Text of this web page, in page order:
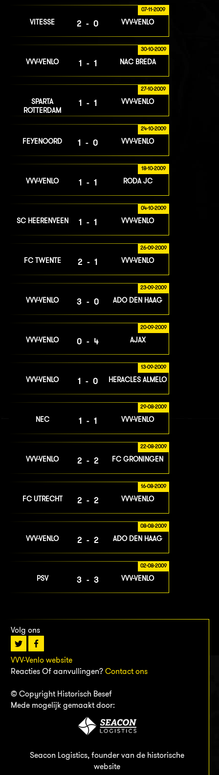
07-11-2009
VITESSE 2-0 VVV-VENLO
30-10-2009
VVV-VENLO 1-1 NAC BREDA
27-10-2009
SPARTA
ROTTERDAM
1-1 VVV-VENLO
24-10-2009
FEYENOORD 1-0 VVV-VENLO
18-10-2009
VVV-VENLO 1-1 RODA JC
04-10-2009
SC HEERENVEEN 1-1 VVV-VENLO
26-09-2009
FC TWENTE 2-1 VVV-VENLO
23-09-2009
VVV-VENLO 3-0 ADO DEN HAAG
20-09-2009
VVV-VENLO 0-4 AJAX
13-09-2009
VVV-VENLO 1-0 HERACLES ALMELO
29-08-2009
NEC 1-1 VVV-VENLO
22-08-2009
VVV-VENLO 2-2 FC GRONINGEN
16-08-2009
FC UTRECHT 2-2 VVV-VENLO
08-08-2009
VVV-VENLO 2-2 ADO DEN HAAG
02-08-2009
PSV 3-3 VVV-VENLO
Volg ons
VVV-Venlo website
Reacties Of aanvullingen? Contact ons
© Copyright Historisch Besef
Mede mogelijk gemaakt door:
Seacon Logistics, founder van de historische
website